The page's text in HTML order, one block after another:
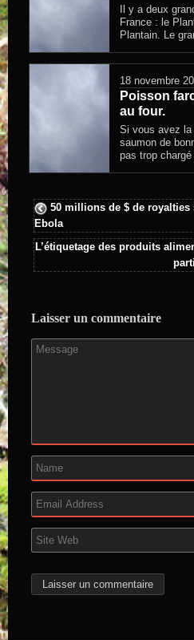
Il y a deux
France : le
Plantain. Le
18 novembre
Poisson
au four.
Si vous avez la
saumon de
pas trop chargé
50 millions de $ de
Ebola
L’étiquetage des produits
Laisser un commentaire